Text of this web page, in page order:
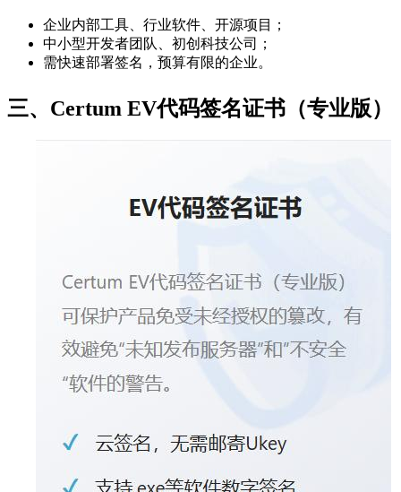
企业内部工具、行业软件、开源项目；
中小型开发者团队、初创科技公司；
需快速部署签名，预算有限的企业。
三、Certum EV代码签名证书（专业版）